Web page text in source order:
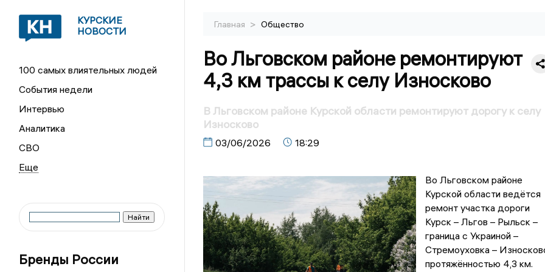
КУРСКИЕ
НОВОСТИ
100 самых влиятельных людей
События недели
Интервью
Аналитика
СВО
Бренды России
Главная > Общество
Во Льговском районе ремонтируют
4,3 км трассы к селу Износково
В Льговском районе Курской области ремонтируют дорогу к селу
Износково
03/06/2026 18:29
Во Льговском районе
Курской области ведётся
ремонт участка дороги
Курск – Льгов – Рыльск –
граница с Украиной –
Стремоуховка –
протяжённостью 4,3 км.